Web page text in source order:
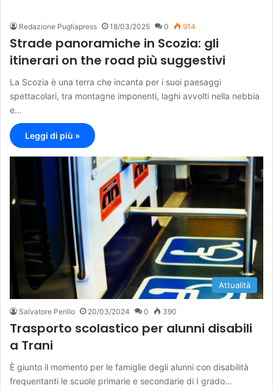
Redazione Pugliapress 18/03/2025 0 914
Strade panoramiche in Scozia: gli
itinerari on the road più suggestivi
La Scozia è una terra che incanta per i suoi paesaggi
spettacolari, tra montagne imponenti, laghi avvolti nella nebbia
e…
Leggi di più »
Attualità
Salvatore Perillo 20/03/2024 0 390
Trasporto scolastico per alunni disabili
a Trani
È giunto il momento per le famiglie degli alunni con disabilità
frequentanti le scuole primarie e secondarie di I grado…